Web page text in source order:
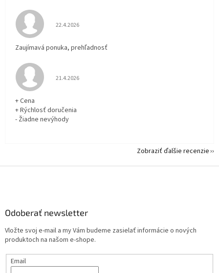
Hodnotenie obchodu je 5 z 5 hviezdičiek.
22.4.2026
Zaujímavá ponuka, prehľadnosť
Hodnotenie obchodu je 5 z 5 hviezdičiek.
21.4.2026
+ Cena
+ Rýchlosť doručenia
- Žiadne nevýhody
Zobraziť ďalšie recenzie
Odoberať newsletter
Vložte svoj e-mail a my Vám budeme zasielať informácie o nových
produktoch na našom e-shope.
Email